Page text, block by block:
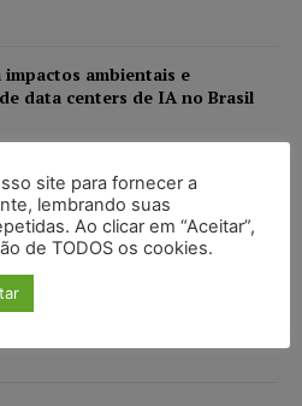
ambientais e
data centers de IA no Brasil
urnas eletrônicas tornam-se
digital e lacração
constitucionalidade da
site para fornecer a
lembrando suas
Ao clicar em “Aceitar”,
de TODOS os cookies.